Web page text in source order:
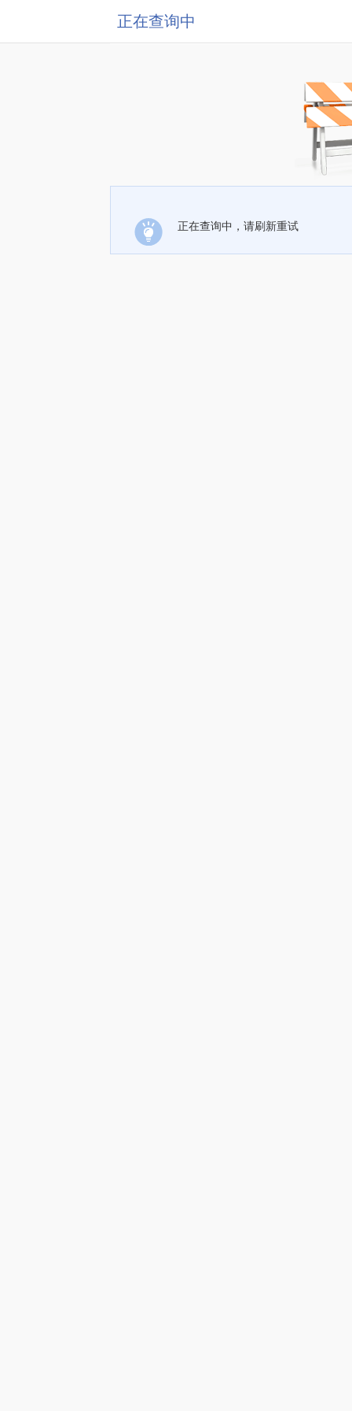
正在查询中
正在查询中，请刷新重试